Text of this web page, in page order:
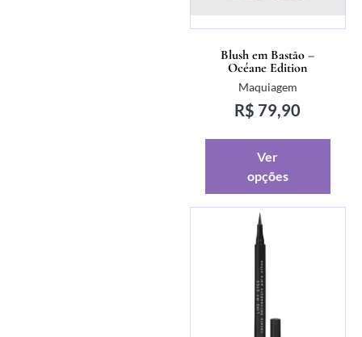
Blush em Bastão –
Océane Edition
Maquiagem
R$ 79,90
Ver
opções